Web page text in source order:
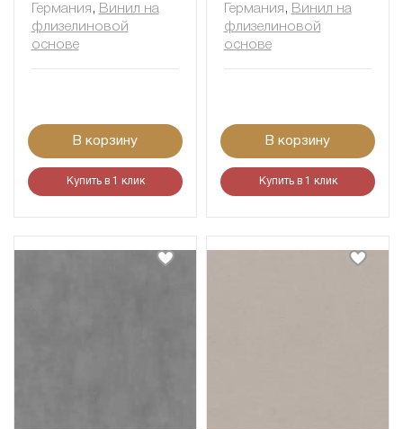
Германия , Винил на
флизелиновой
основе
В корзину
Купить в 1 клик
Германия , Винил на
флизелиновой
основе
В корзину
Купить в 1 клик